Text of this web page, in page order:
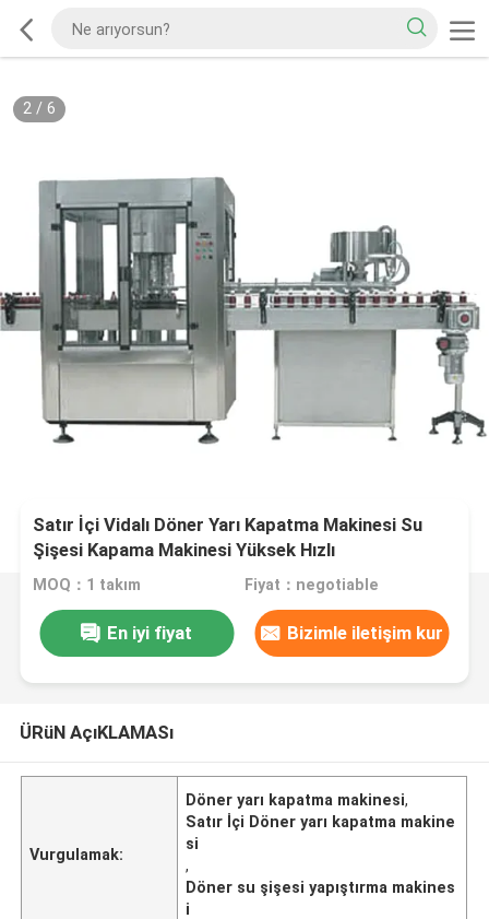
2/ 6
Satır İçi Vidalı Döner Yarı Kapatma Makinesi Su
Şişesi Kapama Makinesi Yüksek Hızlı
MOQ：1 takım Fiyat：negotiable
En iyi fiyat Bizimle iletişim kur
ÜRüN AçıKLAMASı
Vurgulamak:
Döner yarı kapatma makinesi,
Satır İçi Döner yarı kapatma makine
si
,
Döner su şişesi yapıştırma makines
i